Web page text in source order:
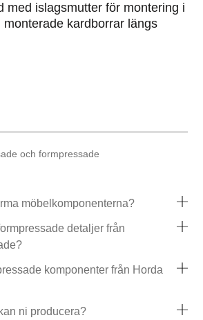
med islagsmutter för montering i
kardborrar längs
och formpressade
möbelkomponenterna?
detaljer från
komponenter från Horda
ni producera?